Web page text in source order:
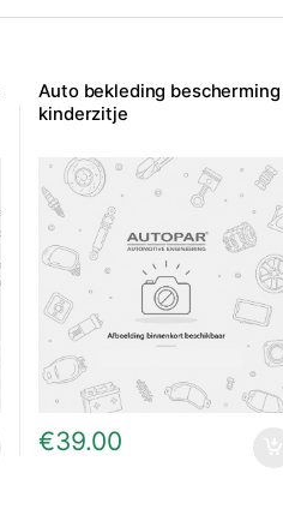
Auto bekleding bescherming
kinderzitje
€39.00